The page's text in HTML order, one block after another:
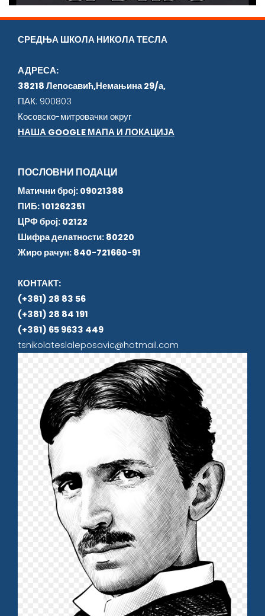
СРЕДЊА ШКОЛА НИКОЛА ТЕСЛА
АДРЕСА:
38218 Лепосавић,Немањина 29/а,
ПАК: 900803
Косовско-митровачки округ
НАША GOOGLE МАПА И ЛОКАЦИЈА
ПОСЛОВНИ ПОДАЦИ
Матични број: 09021388
ПИБ: 101262351
ЦРФ број: 02122
Шифра делатности: 80220
Жиро рачун: 840-721660-91
КОНТАКТ:
(+381) 28 83 56
(+381) 28 84 191
(+381) 65 9633 449
tsnikolateslaleposavic@hotmail.com